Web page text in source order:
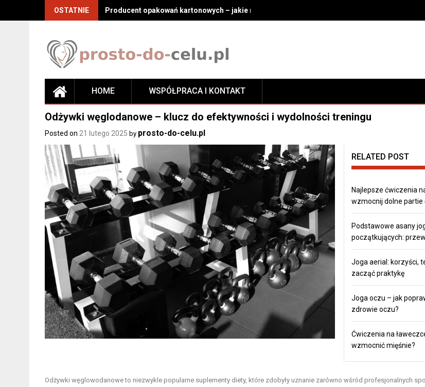
OSTATNIE Producent opakowań kartonowych – jakie rozwiązania wybrać do bezpiecznego transportu i
HOME WSPÓŁPRACA I KONTAKT
Odżywki węglodanowe – klucz do efektywności i wydolności treningu
Posted on 21 lutego 2025 by prosto-do-celu.pl
RELATED POST
Najlepsze ćwiczenia
wzmocnij dolne partie
Podstawowe asany
początkujących:
Joga aerial: korzyści,
zacząć praktykę
Joga oczu – jak
zdrowie oczu?
Ćwiczenia na
wzmocnić mięśnie?
Odżywki węglowodanowe to niezwykle popularne suplementy diety, które zdobyły uznanie zarówno wśród profesjonalnych